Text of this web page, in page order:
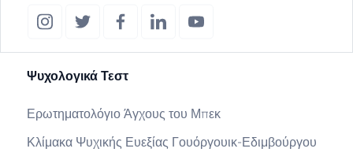
Ψυχολογικά Τεστ
Ερωτηματολόγιο Άγχους του Μπεκ
Κλίμακα Ψυχικής Ευεξίας Γουόργουικ-Εδιμβούργου